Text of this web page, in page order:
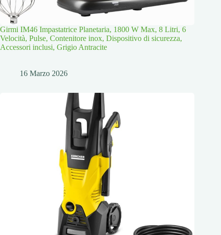
Girmi IM46 Impastatrice Planetaria, 1800 W Max, 8 Litri, 6
Velocità, Pulse, Contenitore inox, Dispositivo di sicurezza,
Accessori inclusi, Grigio Antracite
16 Marzo 2026